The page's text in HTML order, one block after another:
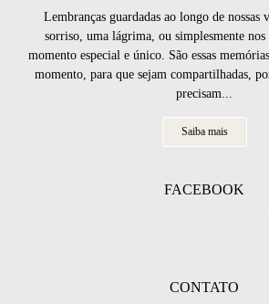
Lembranças guardadas ao longo de nossas
sorriso, uma lágrima, ou simplesmente
momento especial e único. São essas
momento, para que sejam compartilhadas,
precisam...
Saiba mais
FACEBOOK
CONTATO